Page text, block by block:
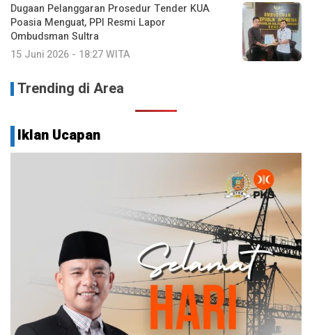
Dugaan Pelanggaran Prosedur Tender KUA
Poasia Menguat, PPI Resmi Lapor
Ombudsman Sultra
15 Juni 2026 - 18:27 WITA
Trending di Area
Iklan Ucapan